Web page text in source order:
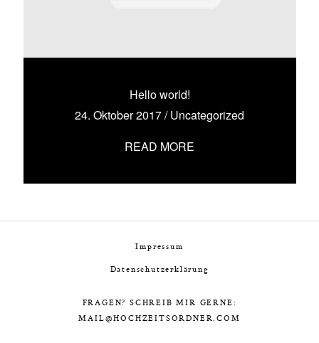
Hello world!
24. Oktober 2017/Uncategorized
READ MORE
Impressum
Datenschutzerklärung
FRAGEN? SCHREIB MIR GERNE:
MAIL@HOCHZEITSORDNER.COM